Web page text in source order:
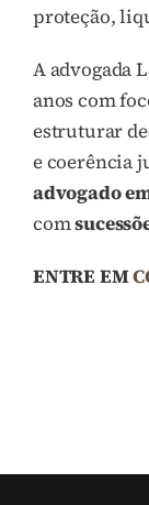
proteção,
A advogada
anos com
estruturar
e coerência
advogado
com
ENTRE EM